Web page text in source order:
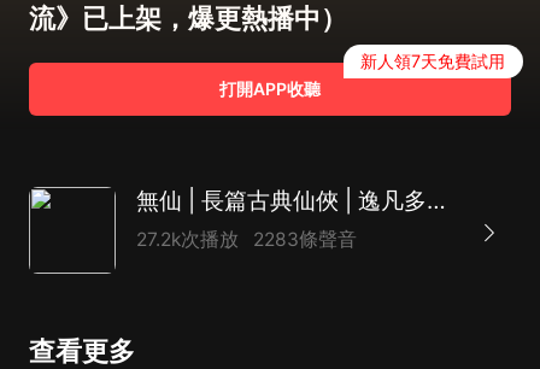
流》已上架，爆更熱播中）
打開APP收聽
新人領7天免費試用
無仙 | 長篇古典仙俠 | 逸凡多人有聲劇
27.2k次播放 2283條聲音
查看更多